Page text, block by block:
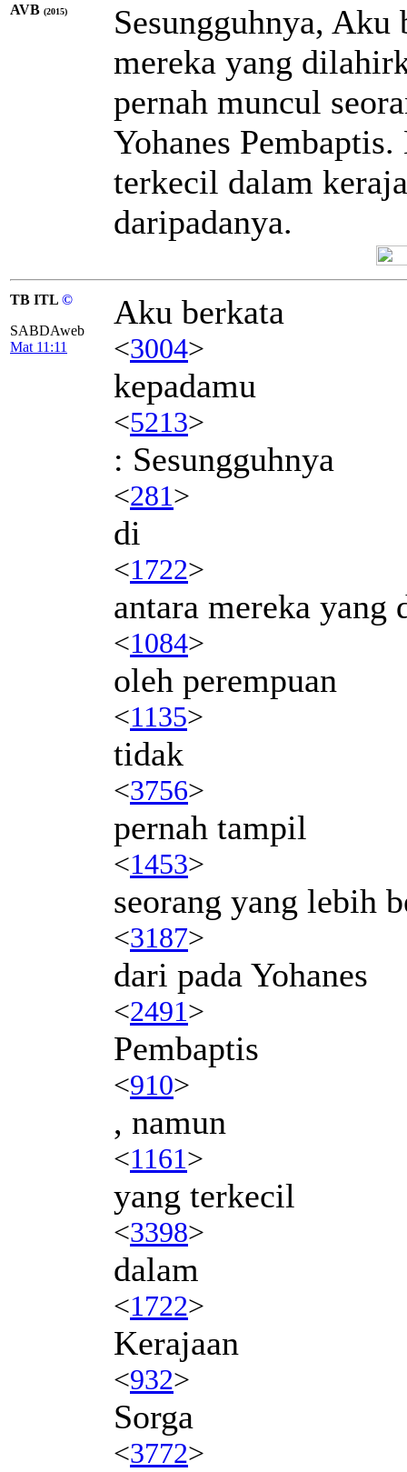
AVB (2015)
Sesungguhnya, Aku
mereka yang
pernah muncul
Yohanes
terkecil dalam
daripadanya.
TB ITL ©
SABDAweb
Mat 11:11
Aku berkata
<3004>
kepadamu
<5213>
: Sesungguhnya
<281>
di
<1722>
antara mereka yang
<1084>
oleh perempuan
<1135>
tidak
<3756>
pernah tampil
<1453>
seorang yang lebih
<3187>
dari pada Yohanes
<2491>
Pembaptis
<910>
, namun
<1161>
yang terkecil
<3398>
dalam
<1722>
Kerajaan
<932>
Sorga
<3772>